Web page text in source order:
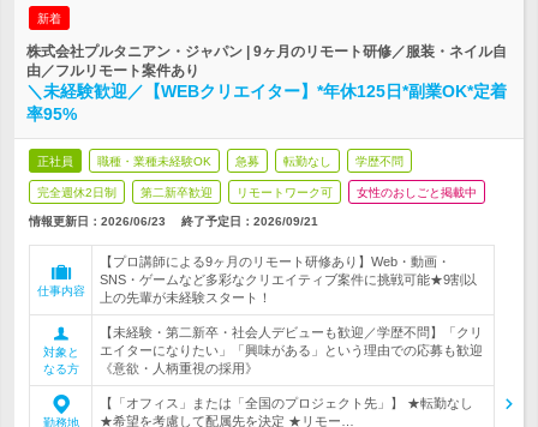
新着
株式会社プルタニアン・ジャパン | 9ヶ月のリモート研修／服装・ネイル自
由／フルリモート案件あり
＼未経験歓迎／【WEBクリエイター】*年休125日*副業OK*定着
率95%
正社員 職種・業種未経験OK 急募 転勤なし 学歴不問
完全週休2日制 第二新卒歓迎 リモートワーク可 女性のおしごと掲載中
情報更新日：2026/06/23 終了予定日： 2026/09/21
仕事内容
【プロ講師による9ヶ月のリモート研修あり】Web・動画・
SNS・ゲームなど多彩なクリエイティブ案件に挑戦可能★9割以
上の先輩が未経験スタート！
対象と
なる方
【未経験・第二新卒・社会人デビューも歓迎／学歴不問】「クリ
エイターになりたい」「興味がある」という理由での応募も歓迎
《意欲・人柄重視の採用》
勤務地
【「オフィス」または「全国のプロジェクト先」】 ★転勤なし
★希望を考慮して配属先を決定 ★リモー…